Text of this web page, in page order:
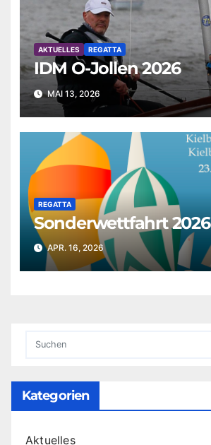
AKTUELLES REGATTA
IDM O-Jollen 2026
MAI 13, 2026
REGATTA
Sonderwettfahrt 2026
APR. 16, 2026
Kategorien
Aktuelles